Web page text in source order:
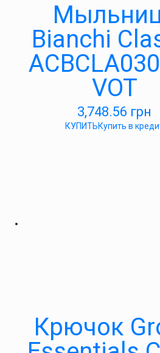
Bianchi
VOT
3,748.56 грн
КУПИТЬКупить в
Крючок